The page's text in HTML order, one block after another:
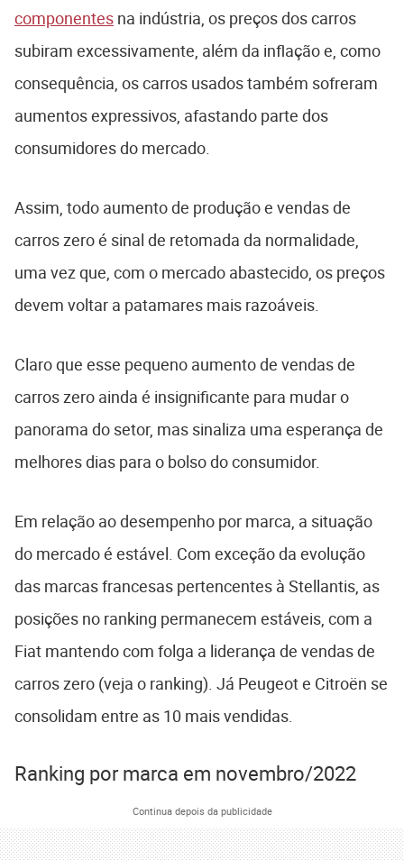
componentes na indústria, os preços dos carros
subiram excessivamente, além da inflação e, como
consequência, os carros usados também sofreram
aumentos expressivos, afastando parte dos
consumidores do mercado.
Assim, todo aumento de produção e vendas de
carros zero é sinal de retomada da normalidade,
uma vez que, com o mercado abastecido, os preços
devem voltar a patamares mais razoáveis.
Claro que esse pequeno aumento de vendas de
carros zero ainda é insignificante para mudar o
panorama do setor, mas sinaliza uma esperança de
melhores dias para o bolso do consumidor.
Em relação ao desempenho por marca, a situação
do mercado é estável. Com exceção da evolução
das marcas francesas pertencentes à Stellantis, as
posições no ranking permanecem estáveis, com a
Fiat mantendo com folga a liderança de vendas de
carros zero (veja o ranking). Já Peugeot e Citroën se
consolidam entre as 10 mais vendidas.
Ranking por marca em novembro/2022
Continua depois da publicidade